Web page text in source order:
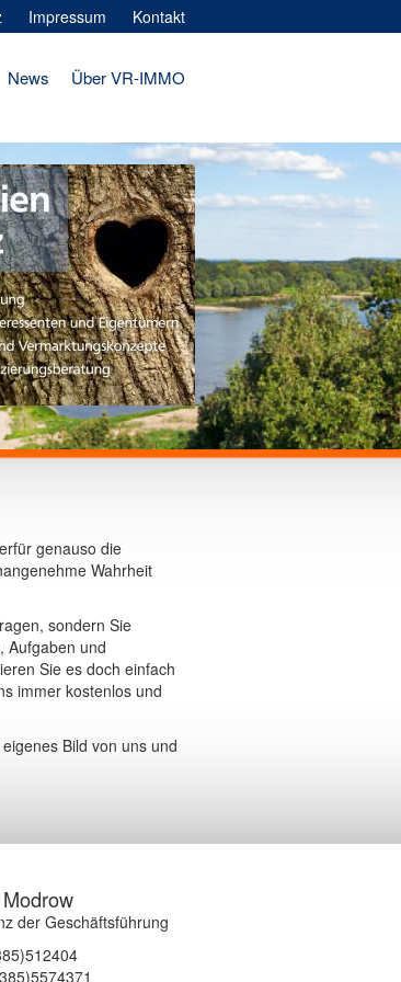
Impressum Kontakt
News Über VR-IMMO
genauso die
Wahrheit
sondern Sie
Aufgaben und
Sie es doch einfach
immer kostenlos und
Bild von uns und
der Geschäftsführung